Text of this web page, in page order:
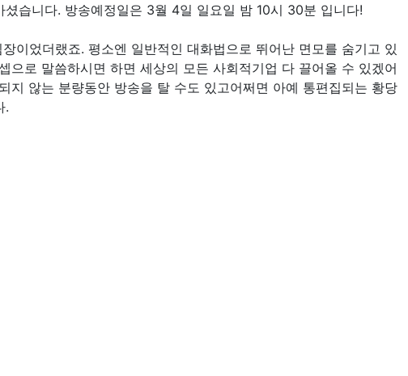
습니다. 방송예정일은 3월 4일 일요일 밤 10시 30분 입니다!
이었더랬죠. 평소엔 일반적인 대화법으로 뛰어난 면모를 숨기고 있
로 말씀하시면 하면 세상의 모든 사회적기업 다 끌어올 수 있겠어
지 않는 분량동안 방송을 탈 수도 있고어쩌면 아예 통편집되는 황당
.